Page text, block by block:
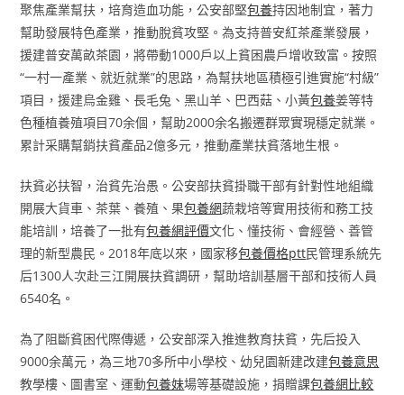
聚焦產業幫扶，培育造血功能，公安部堅包養持因地制宜，著力
幫助發展特色產業，推動脫貧攻堅。為支持普安紅茶產業發展，
援建普安萬畝茶園，將帶動1000戶以上貧困農戶增收致富。按照
“一村一產業、就近就業”的思路，為幫扶地區積極引進實施“村級”
項目，援建烏金雞、長毛兔、黑山羊、巴西菇、小黃包養姜等特
色種植養殖項目70余個，幫助2000余名搬遷群眾實現穩定就業。
累計采購幫銷扶貧產品2億多元，推動產業扶貧落地生根。
扶貧必扶智，治貧先治愚。公安部扶貧掛職干部有針對性地組織
開展大貨車、茶葉、養殖、果包養網蔬栽培等實用技術和務工技
能培訓，培養了一批有包養網評價文化、懂技術、會經營、善管
理的新型農民。2018年底以來，國家移包養價格ptt民管理系統先
后1300人次赴三江開展扶貧調研，幫助培訓基層干部和技術人員
6540名。
為了阻斷貧困代際傳遞，公安部深入推進教育扶貧，先后投入
9000余萬元，為三地70多所中小學校、幼兒園新建改建包養意思
教學樓、圖書室、運動包養妹場等基礎設施，捐贈課包養網比較